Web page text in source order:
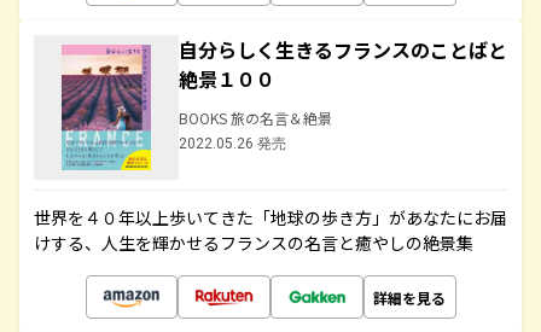
自分らしく生きるフランスのことばと
絶景１００
BOOKS 旅の名言＆絶景
2022.05.26 発売
世界を４０年以上歩いてきた「地球の歩き方」があなたにお届
けする、人生を輝かせるフランスの名言と癒やしの絶景集
詳細を見る